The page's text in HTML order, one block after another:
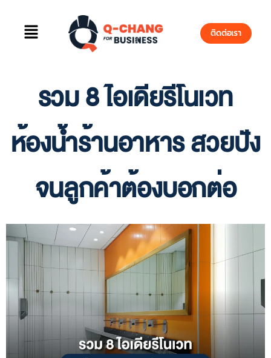
ติดต่อเรา
รวม 8 ไอเดียรีโนเวท
ห้องน้ำร้านอาหาร สวยปัง
จนลูกค้าต้องบอกต่อ